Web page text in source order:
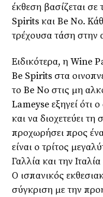
έκθεση βασίζεται
Spirits και Be No.
τρέχουσα τάση στην
Ειδικότερα, η Wine
Be Spirits στα
το Be No στις μη
Lameyse εξηγεί ότι
και να διοχετεύει τη
προχωρήσει προς
είναι ο τρίτος
Γαλλία και την
Ο ισπανικός
σύγκριση με την